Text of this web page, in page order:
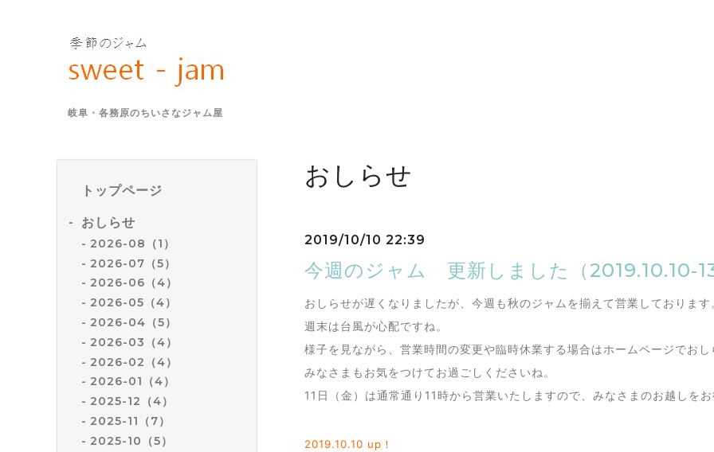
岐阜・各務原のちいさなジャム屋
トップページ
おしらせ
2026-08（1）
2026-07（5）
2026-06（4）
2026-05（4）
2026-04（5）
2026-03（4）
2026-02（4）
2026-01（4）
2025-12（4）
2025-11（7）
2025-10（5）
おしらせ
2019/10/10 22:39
今週のジャム 更新しました（2019.10.10‐13
おしらせが遅くなりましたが、今週も秋のジャムを揃えて営業しております
週末は台風が心配ですね。
様子を見ながら、営業時間の変更や臨時休業する場合はホームページでおし
みなさまもお気をつけてお過ごしくださいね。
11日（金）は通常通り11時から営業いたしますので、みなさまのお越しを
2019.10.10 up！